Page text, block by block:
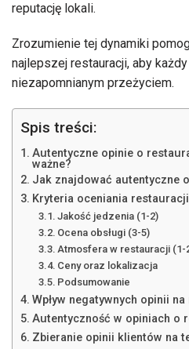
reputację lokali.
Zrozumienie tej dynamiki
najlepszej restauracji, aby każdy
niezapomnianym przeżyciem.
Spis treści:
Autentyczne opinie o
ważne?
Jak znajdować autentyczne
Kryteria oceniania restauracji
Jakość jedzenia (1-2)
Ocena obsługi (3-5)
Atmosfera w restauracji (1-
Ceny oraz lokalizacja
Podsumowanie
Wpływ negatywnych opinii
Autentyczność w opiniach o
Zbieranie opinii klientów na